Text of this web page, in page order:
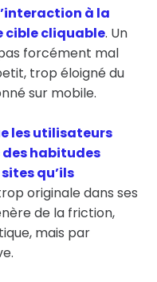
à la
cible cliquable. Un
forcément mal
trop éloigné du
sur mobile.
les utilisateurs
habitudes
qu’ils
originale dans ses
de la friction,
mais par